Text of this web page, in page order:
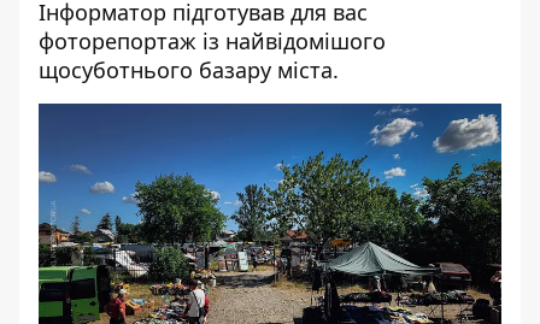
Інформатор підготував для вас
фоторепортаж із найвідомішого
щосуботнього базару міста.